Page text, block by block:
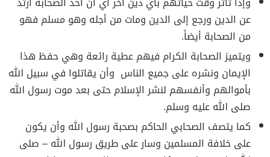
عن الدين ورجع إلى الدين ومات من أجله وهو مسلم فهو
من الصحابة أيضاً.
ويتميز الصحابة الكرام فيهم عطية رائعة وهي حفظ هذا
الإيمان ونشره على جميع الناس وأن يقاتلوا في سبيل الله
بأموالهم وأنفسهم لنشر الإسلام حتى بعد موت رسول الله
صلى الله عليه وسلم.
كما يتصف الصحابي الحاكم بصحبة رسول الله وأن يكون
على خلافة المسلمين وسار على طريق رسول الله – صلى